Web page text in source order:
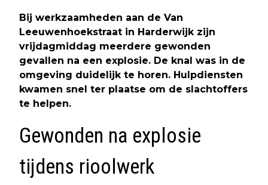
Bij werkzaamheden aan de Van
Leeuwenhoekstraat in Harderwijk zijn
vrijdagmiddag meerdere gewonden
gevallen na een explosie. De knal was in de
omgeving duidelijk te horen. Hulpdiensten
kwamen snel ter plaatse om de slachtoffers
te helpen.
Gewonden na explosie
tijdens rioolwerk